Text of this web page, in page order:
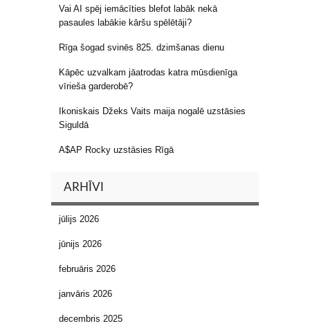
Vai AI spēj iemācīties blefot labāk nekā
pasaules labākie kāršu spēlētāji?
Rīga šogad svinēs 825. dzimšanas dienu
Kāpēc uzvalkam jāatrodas katra mūsdienīga
vīrieša garderobē?
Ikoniskais Džeks Vaits maija nogalē uzstāsies
Siguldā
A$AP Rocky uzstāsies Rīgā
ARHĪVI
jūlijs 2026
jūnijs 2026
februāris 2026
janvāris 2026
decembris 2025